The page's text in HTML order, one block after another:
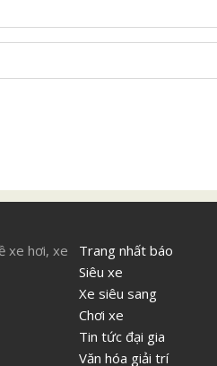
xe hơi, xe
Trang nhất báo
Siêu xe
Xe siêu sang
Chơi xe
Tin tức đại gia
Văn hóa giải trí